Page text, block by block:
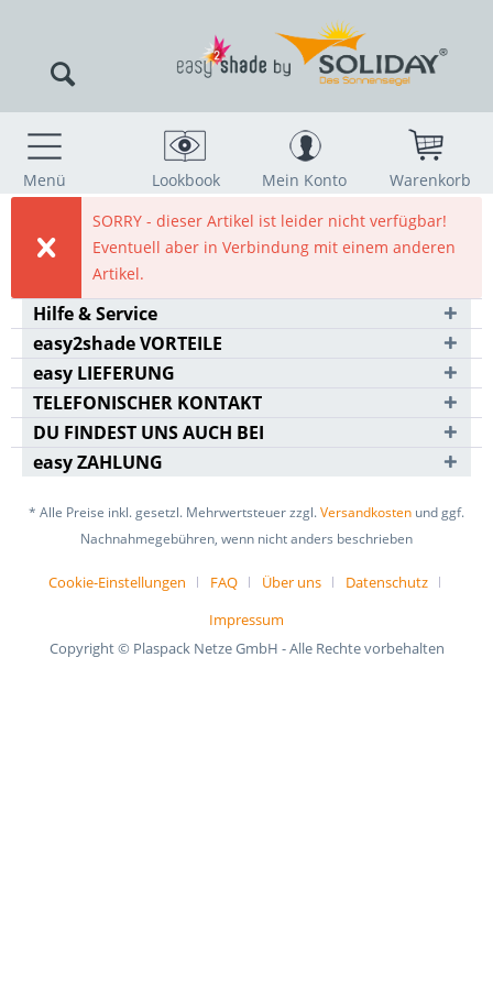
Menü Lookbook Mein Konto
Warenkorb
SORRY - dieser Artikel ist leider nicht verfügbar!
Eventuell aber in Verbindung mit einem anderen
Artikel.
Hilfe & Service
easy2shade VORTEILE
easy LIEFERUNG
TELEFONISCHER KONTAKT
DU FINDEST UNS AUCH BEI
easy ZAHLUNG
* Alle Preise inkl. gesetzl. Mehrwertsteuer zzgl.Versandkosten und ggf.
Nachnahmegebühren, wenn nicht anders beschrieben
Cookie-Einstellungen FAQ Über uns
Datenschutz
Impressum
Copyright © Plaspack Netze GmbH - Alle Rechte vorbehalten